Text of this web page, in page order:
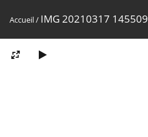
Accueil/ IMG 20210317 145509